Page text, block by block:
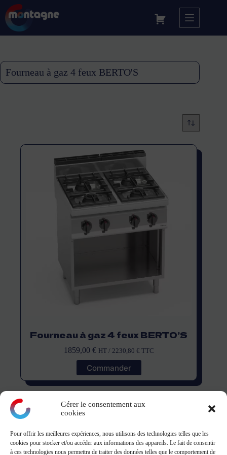
Gérer le consentement aux
cookies
Pour offrir les meilleures expériences, nous utilisons des technologies telles que les
cookies pour stocker et/ou accéder aux informations des appareils. Le fait de consentir
à ces technologies nous permettra de traiter des données telles que le comportement de
Fourneau à gaz 4 feux BERTO'S
Fourneau à gaz 4 feux BERTO’S
1859,00 € HT / 2230,80 € TTC
Commander
montagne